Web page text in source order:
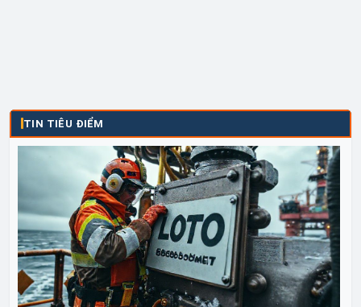
TIN TIÊU ĐIỂM